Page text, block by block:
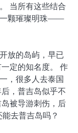
当所有这些结合
一颗璀璨明珠——
放的岛屿，早已
定的知名度。 作
，很多人去泰国
，普吉岛似乎不
被导游刺伤，后
去普吉岛吗？